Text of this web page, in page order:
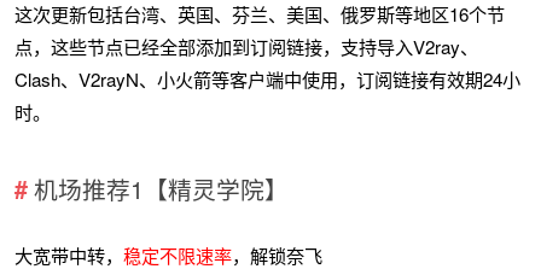
这次更新包括台湾、英国、芬兰、美国、俄罗斯等地区16个节
点，这些节点已经全部添加到订阅链接，支持导入V2ray、
Clash、V2rayN、小火箭等客户端中使用，订阅链接有效期24小
时。
机场推荐1【精灵学院】
大宽带中转，稳定不限速率，解锁奈飞